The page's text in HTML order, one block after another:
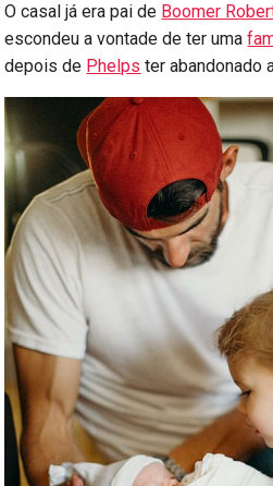
O casal já era pai de Boomer
escondeu a vontade de ter uma
depois de Phelps ter abandonado